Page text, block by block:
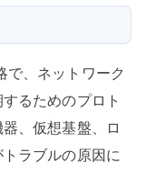
で、ネットワーク
るためのプロト
、仮想基盤、ロ
ラブルの原因に